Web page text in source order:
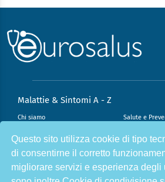
Questo sito utilizza cookie di tipo
di consentirne il corretto
migliorare servizi e esperienza degli
Malattie & Sintomi A - Z
Chi siamo Salute e
Infiammazione e Allergia Direzione
Nutrizione e Stili di vita Sport e
Cookie Policy L’angolo del